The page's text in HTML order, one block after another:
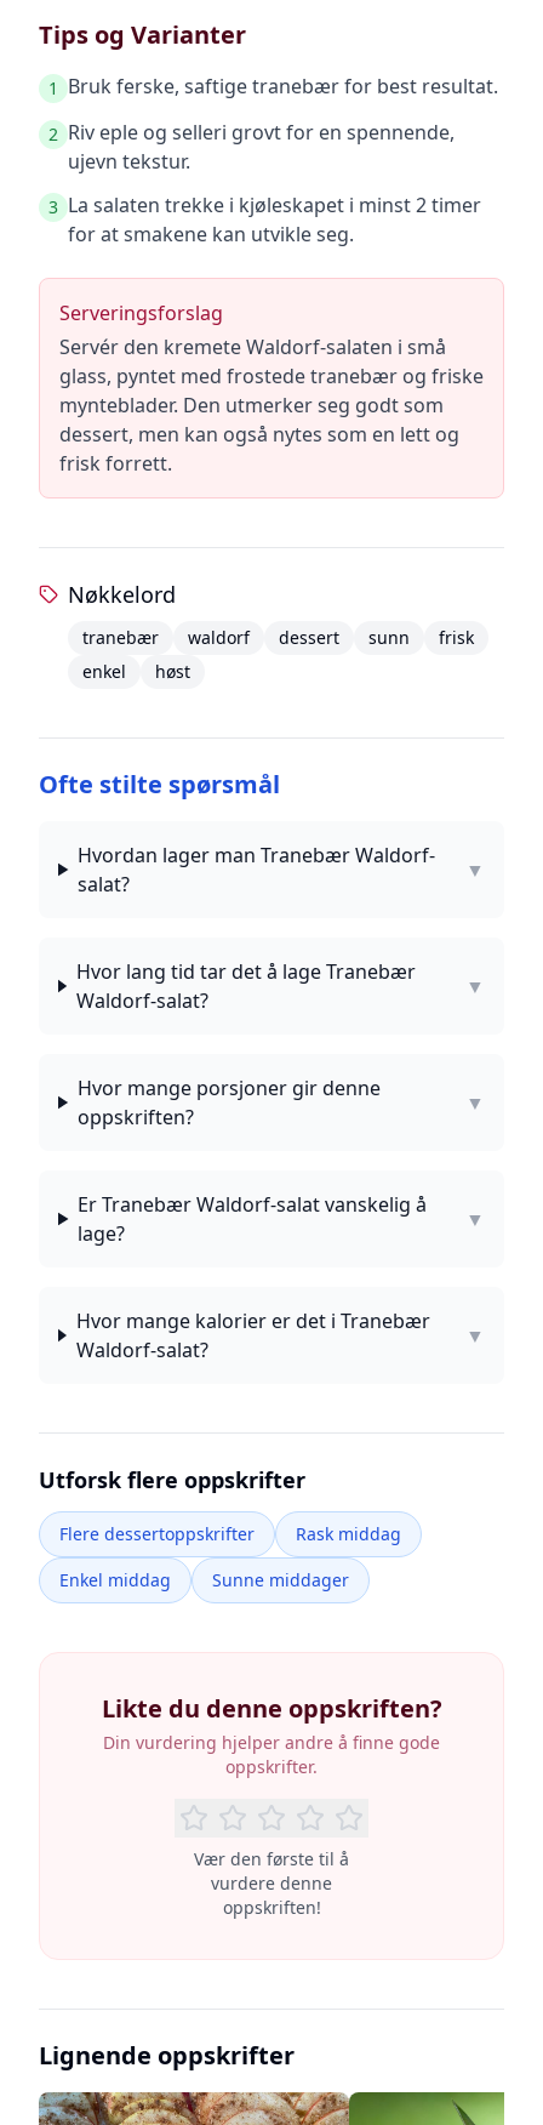
Tips og Varianter
1 Bruk ferske, saftige tranebær for best resultat.
2 Riv eple og selleri grovt for en spennende,
ujevn tekstur.
3 La salaten trekke i kjøleskapet i minst 2 timer
for at smakene kan utvikle seg.
Serveringsforslag
Servér den kremete Waldorf-salaten i små
glass, pyntet med frostede tranebær og friske
mynteblader. Den utmerker seg godt som
dessert, men kan også nytes som en lett og
frisk forrett.
Nøkkelord
tranebær waldorf dessert sunn
frisk
enkel
høst
Ofte stilte spørsmål
Hvordan lager man Tranebær Waldorf-
salat?
▼
Hvor lang tid tar det å lage Tranebær
Waldorf-salat?
▼
Hvor mange porsjoner gir denne
oppskriften?
▼
Er Tranebær Waldorf-salat vanskelig å
lage?
▼
Hvor mange kalorier er det i Tranebær
Waldorf-salat?
▼
Utforsk flere oppskrifter
Flere dessertoppskrifter
Rask middag
Enkel middag
Sunne middager
Likte du denne oppskriften?
Din vurdering hjelper andre å finne gode
oppskrifter.
Vær den første til å
vurdere denne
oppskriften!
Lignende oppskrifter